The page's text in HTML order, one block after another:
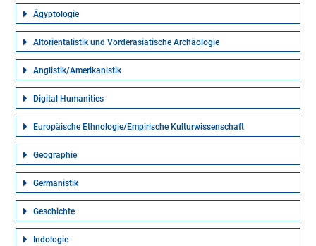
Ägyptologie
Altorientalistik und Vorderasiatische Archäologie
Anglistik/Amerikanistik
Digital Humanities
Europäische Ethnologie/Empirische Kulturwissenschaft
Geographie
Germanistik
Geschichte
Indologie